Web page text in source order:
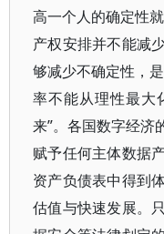
高一个人的确定性
产权安排并不能减
够减少不确定性，
率不能从理性最大
来”。各国数字经济
赋予任何主体数据
资产负债表中得到
估值与快速发展。